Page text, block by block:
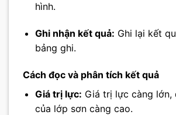
hình.
Ghi nhận kết quả: Ghi lại kết
bảng ghi.
Cách đọc và phân tích kết quả
Giá trị lực: Giá trị lực càng lớn,
của lớp sơn càng cao.